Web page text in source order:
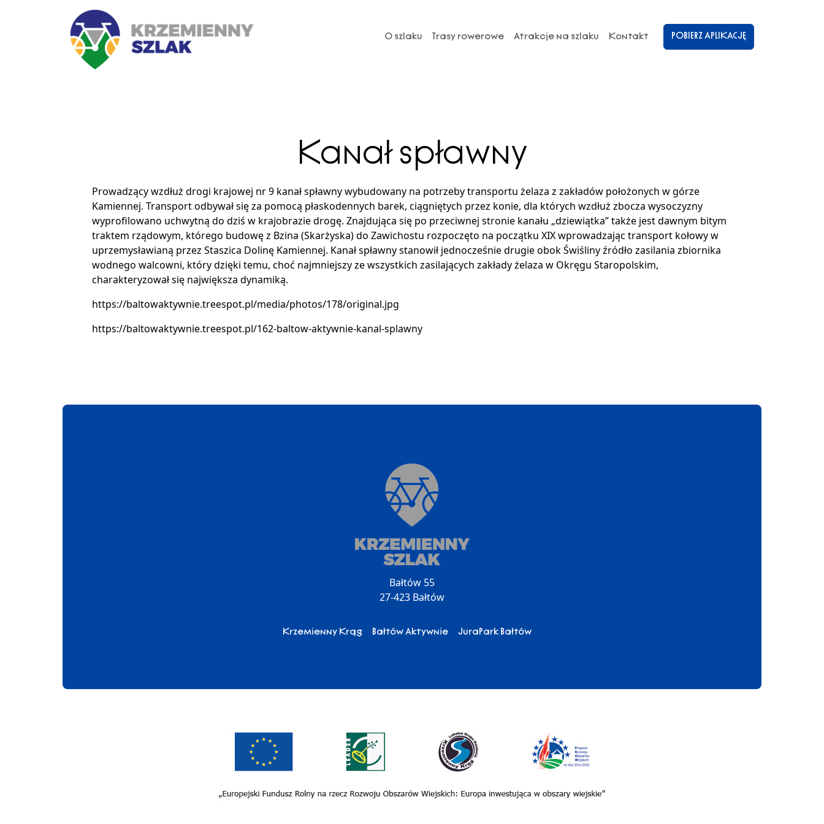
O szlaku Trasy rowerowe Atrakcje na szlaku Kontakt POBIERZ APLIKACJĘ
Kanał spławny
Prowadzący wzdłuż drogi krajowej nr 9 kanał spławny wybudowany na potrzeby transportu żelaza z zakładów położonych w górze
Kamiennej. Transport odbywał się za pomocą płaskodennych barek, ciągniętych przez konie, dla których wzdłuż zbocza wysoczyzny
wyprofilowano uchwytną do dziś w krajobrazie drogę. Znajdująca się po przeciwnej stronie kanału „dziewiątka” także jest dawnym bitym
traktem rządowym, którego budowę z Bzina (Skarżyska) do Zawichostu rozpoczęto na początku XIX wprowadzając transport kołowy w
uprzemysławianą przez Staszica Dolinę Kamiennej. Kanał spławny stanowił jednocześnie drugie obok Świśliny źródło zasilania zbiornika
wodnego walcowni, który dzięki temu, choć najmniejszy ze wszystkich zasilających zakłady żelaza w Okręgu Staropolskim,
charakteryzował się największa dynamiką.
https://baltowaktywnie.treespot.pl/media/photos/178/original.jpg
https://baltowaktywnie.treespot.pl/162-baltow-aktywnie-kanal-splawny
Bałtów 55
27-423 Bałtów
Krzemienny Krąg Bałtów Aktywnie JuraPark Bałtów